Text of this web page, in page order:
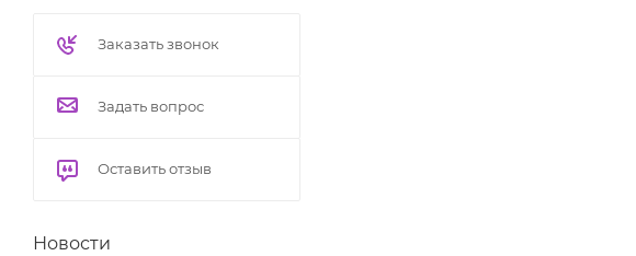
Заказать звонок
Задать вопрос
Оставить отзыв
Новости